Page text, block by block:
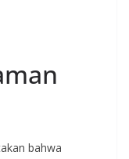
bahwa